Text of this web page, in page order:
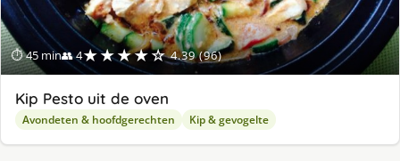
⏱ 45 min👥 4★★★★☆ 4.39 (96)
Kip Pesto uit de oven
Avondeten & hoofdgerechten Kip & gevogelte